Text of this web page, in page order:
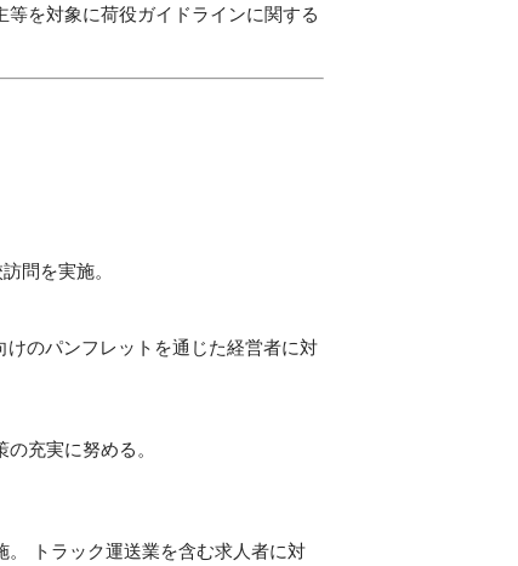
を対象に荷役ガイドラインに関する
問を実施。
のパンフレットを通じた経営者に対
充実に努める。
。 トラック運送業を含む求人者に対